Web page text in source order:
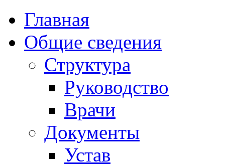
Главная
Общие сведения
Структура
Руководство
Врачи
Документы
Устав